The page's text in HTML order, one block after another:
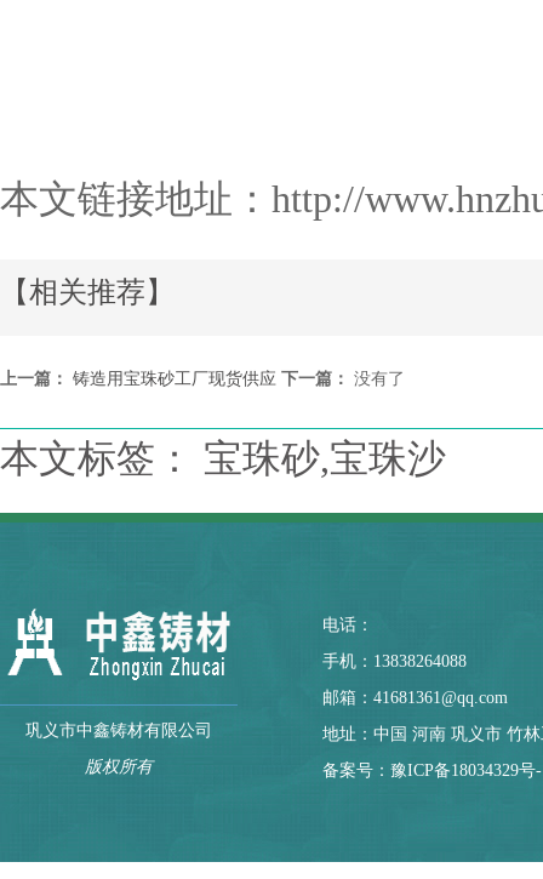
本文链接地址： http://
【相关推荐】
上一篇： 铸造用宝珠砂工厂现货供应 下一篇： 没有了
本文标签： 宝珠砂,宝珠沙
巩义市中鑫铸材有限公司
版权所有
电话：
手机：13838264088
邮箱：41681361@qq.com
地址：中国 河南 巩义市 竹
备案号： 豫ICP备18034329号